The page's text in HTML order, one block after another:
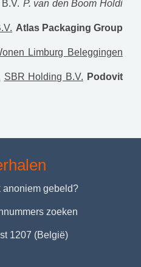
P. van den Boom Holdi
Atlas Packaging Group
Limburg Beleggingen
SBR Holding B.V. Podovit
anoniem gebeld?
zoeken
1207 (België)